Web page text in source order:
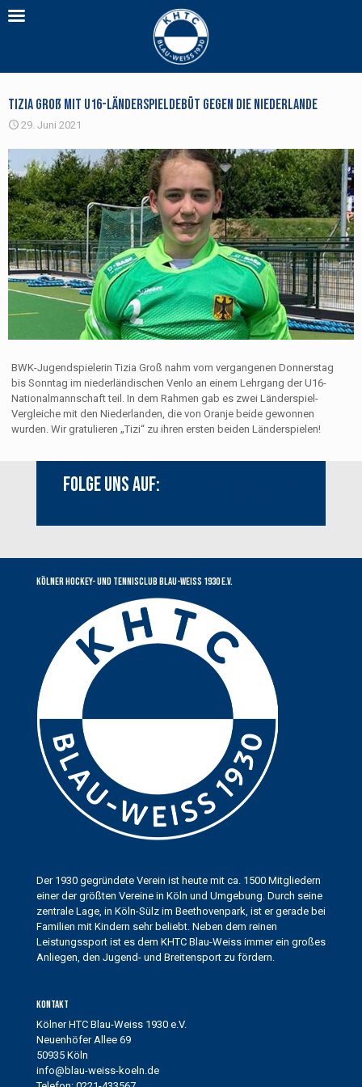
Tizia Groß mit U16-Länderspieldebüt gegen die Niederlande
29. Juni 2021
BWK-Jugendspielerin Tizia Groß nahm vom vergangenen Donnerstag
bis Sonntag im niederländischen Venlo an einem Lehrgang der U16-
Nationalmannschaft teil. In dem Rahmen gab es zwei Länderspiel-
Vergleiche mit den Niederlanden, die von Oranje beide gewonnen
wurden. Wir gratulieren „Tizi“ zu ihren ersten beiden Länderspielen!
Folge uns auf:
Kölner Hockey- und Tennisclub Blau-Weiss 1930 e.V.
Der 1930 gegründete Verein ist heute mit ca. 1500 Mitgliedern
einer der größten Vereine in Köln und Umgebung. Durch seine
zentrale Lage, in Köln-Sülz im Beethovenpark, ist er gerade bei
Familien mit Kindern sehr beliebt. Neben dem reinen
Leistungssport ist es dem KHTC Blau-Weiss immer ein großes
Anliegen, den Jugend- und Breitensport zu fördern.
Kontakt
Kölner HTC Blau-Weiss 1930 e.V.
Neuenhöfer Allee 69
50935 Köln
info@blau-weiss-koeln.de